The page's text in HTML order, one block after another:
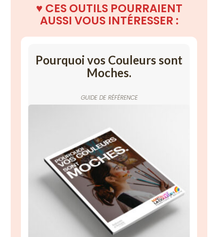
♥️ CES OUTILS POURRAIENT
AUSSIVOUS INTÉRESSER :
Pourquoi vos Couleurs sont
Moches.
GUIDE DE RÉFÉRENCE